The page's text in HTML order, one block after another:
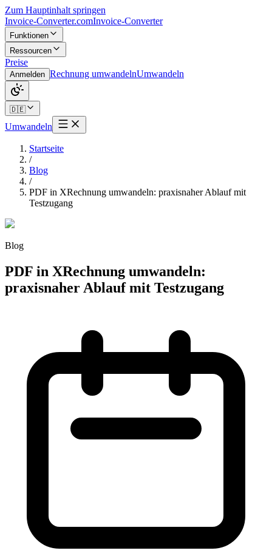
Zum Hauptinhalt springen
Invoice-Converter.comInvoice-Converter
Funktionen
Ressourcen
Preise
Anmelden Rechnung umwandelnUmwandeln
🇩🇪
Umwandeln
Startseite
/
Blog
/
PDF in XRechnung umwandeln: praxisnaher Ablauf mit
Testzugang
Blog
PDF in XRechnung umwandeln:
praxisnaher Ablauf mit Testzugang